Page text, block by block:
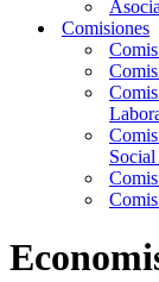
Comisiones